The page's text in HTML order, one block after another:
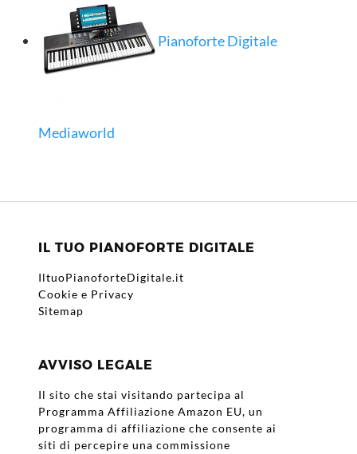
Pianoforte Digitale
Mediaworld
IL TUO PIANOFORTE DIGITALE
IltuoPianoforteDigitale.it
Cookie e Privacy
Sitemap
AVVISO LEGALE
Il sito che stai visitando partecipa al
Programma Affiliazione Amazon EU, un
programma di affiliazione che consente ai
siti di percepire una commissione